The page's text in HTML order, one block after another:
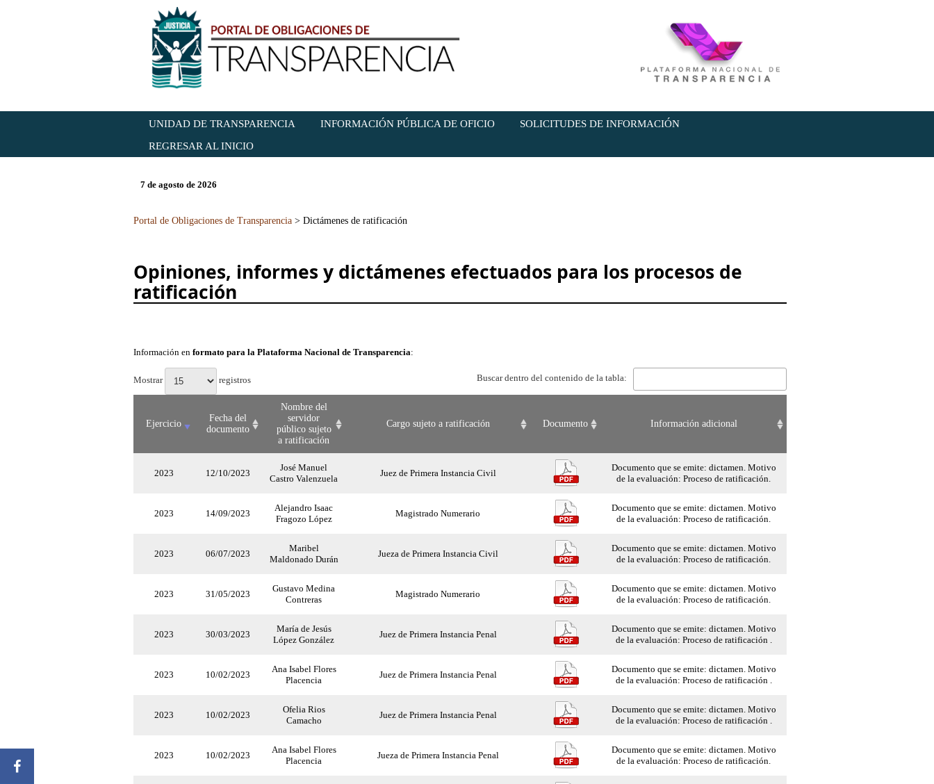
UNIDAD DE TRANSPARENCIA INFORMACIÓN PÚBLICA DE OFICIO
SOLICITUDES DE INFORMACIÓN
REGRESAR AL INICIO
7 de agosto de 2026
Portal de Obligaciones de Transparencia > Dictámenes de ratificación
Opiniones, informes y dictámenes efectuados para los procesos de
ratificación
Información en formato para la Plataforma Nacional de Transparencia:
Mostrar registros Buscar dentro del contenido de la tabla:
Ejercicio
Fecha del
documento
Nombre del
servidor
público sujeto
a ratificación
Cargo sujeto a ratificación Documento Información adicional
2023 12/10/2023
José Manuel
Castro Valenzuela
Juez de Primera Instancia Civil
Documento que se emite: dictamen. Motivo
de la evaluación: Proceso de ratificación.
2023 14/09/2023
Alejandro Isaac
Fragozo López
Magistrado Numerario
Documento que se emite: dictamen. Motivo
de la evaluación: Proceso de ratificación.
2023 06/07/2023
Maribel
Maldonado Durán
Jueza de Primera Instancia Civil
Documento que se emite: dictamen. Motivo
de la evaluación: Proceso de ratificación.
2023 31/05/2023
Gustavo Medina
Contreras
Magistrado Numerario
Documento que se emite: dictamen. Motivo
de la evaluación: Proceso de ratificación.
2023 30/03/2023
María de Jesús
López González
Juez de Primera Instancia Penal
Documento que se emite: dictamen. Motivo
de la evaluación: Proceso de ratificación .
2023 10/02/2023
Ana Isabel Flores
Placencia
Juez de Primera Instancia Penal
Documento que se emite: dictamen. Motivo
de la evaluación: Proceso de ratificación .
2023 10/02/2023
Ofelia Rios
Camacho
Juez de Primera Instancia Penal
Documento que se emite: dictamen. Motivo
de la evaluación: Proceso de ratificación .
2023 10/02/2023
Ana Isabel Flores
Placencia
Jueza de Primera Instancia Penal
Documento que se emite: dictamen. Motivo
de la evaluación: Proceso de ratificación.